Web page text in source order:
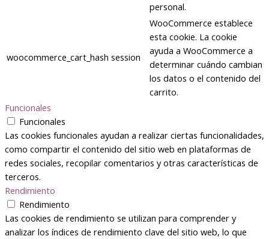
personal.
woocommerce_cart_hash session
WooCommerce establece
esta cookie. La cookie
ayuda a WooCommerce a
determinar cuándo cambian
los datos o el contenido del
carrito.
Funcionales
Funcionales
Las cookies funcionales ayudan a realizar ciertas funcionalidades,
como compartir el contenido del sitio web en plataformas de
redes sociales, recopilar comentarios y otras características de
terceros.
Rendimiento
Rendimiento
Las cookies de rendimiento se utilizan para comprender y
analizar los índices de rendimiento clave del sitio web, lo que